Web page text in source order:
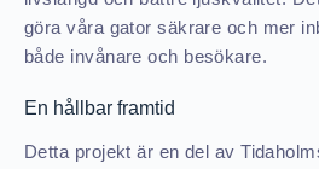
göra våra gator säkrare och mer
både invånare och besökare.
En hållbar framtid
Detta projekt är en del av